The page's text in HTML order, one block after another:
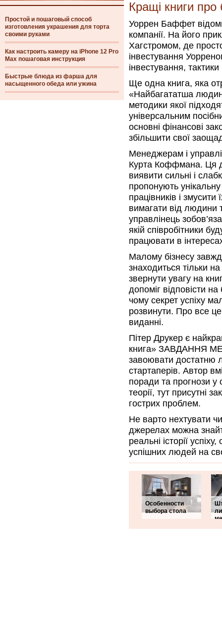
Простой и пошаговый способ
изготовления украшения для торта
своими руками
Как настроить камеру на iPhone 12 Pro
Max пошаговая инструкция
Быстрые блюда из фарша для
насыщенного обеда или ужина
Кращі книги про
Уоррен Баффет
компанії. На його
Хагстромом, де
інвестування
інвестування,
Ще одна книга, яка
«Найбагататша
методики якої
універсальним
основні фінансові
збільшити свої
Менеджерам і
Курта Коффмана. Ця
виявити сильні і
пропонують
працівників і
вимагати від людини
управлінець
якій співробітники
працювати в
Малому бізнесу
знаходиться тільки
звернути увагу на
допоміг відповісти
чому секрет успіху
розвинути. Про все
виданні.
Пітер Друкер є
книга» ЗАВДАННЯ
завоювати достатню
стартаперів. Автор
поради та прогнози у
теорії, тут присутні
гострих проблем.
Не варто нехтувати
джерелах можна
реальні історії
успішних людей на
Особенности
выбора стола